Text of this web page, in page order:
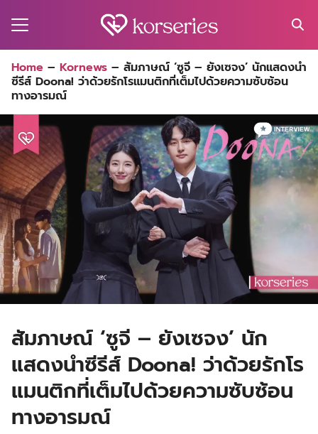
for:
Home – Kornews – สัมภาษณ์ ‘ซูจี – ยังเซจง’ นักแสดงนำ
ซีรีส์ Doona! ว่าด้วยรักโรแมนติกที่เต็มไปด้วยความซับซ้อน
ทางอารมณ์
สัมภาษณ์ ‘ซูจี – ยังเซจง’ นัก
แสดงนำซีรีส์ Doona! ว่าด้วยรักโร
แมนติกที่เต็มไปด้วยความซับซ้อน
ทางอารมณ์